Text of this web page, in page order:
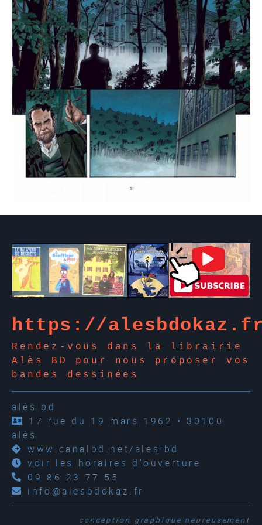
https://
Rendez-vous dans la librairie
Alès BD pour nous proposer vos
bandes dessinées
alès bd
17 rue du 19 mars 1962 • 30100
alès
www.canalbd.net/ales-bd
voir les horaires d'ouverture
09 86 23 77 55
info@alesbdokaz.fr
conception graphique heureusement